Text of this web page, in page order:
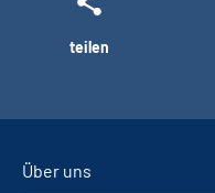
teilen
Über uns